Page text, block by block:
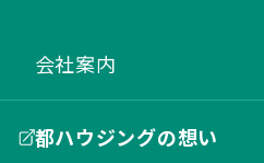
会社案内
都ハウジングの想い